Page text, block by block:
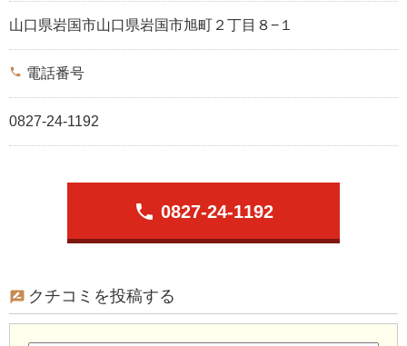
山口県岩国市山口県岩国市旭町２丁目８−１
phone 電話番号
0827-24-1192
phone 0827-24-1192
クチコミを投稿する